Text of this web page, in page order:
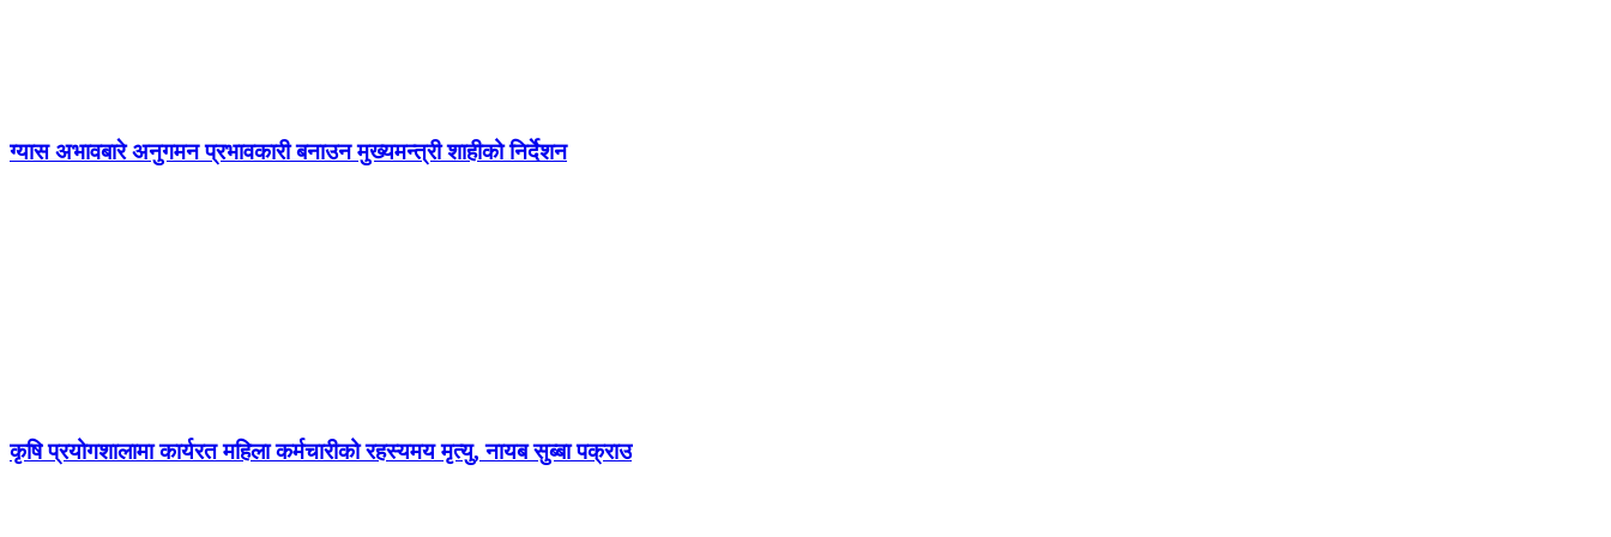
ग्यास अभावबारे अनुगमन प्रभावकारी बनाउन मुख्यमन्त्री शाहीको निर्देशन
कृषि प्रयोगशालामा कार्यरत महिला कर्मचारीको रहस्यमय मृत्यु, नायब सुब्बा पक्राउ